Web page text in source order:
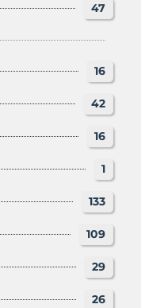
47
16
42
16
1
133
109
29
26